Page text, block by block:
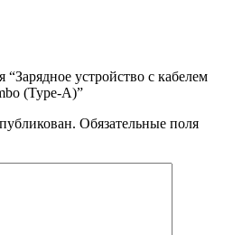
устройство с кабелем
(Type-A)”
Обязательные поля